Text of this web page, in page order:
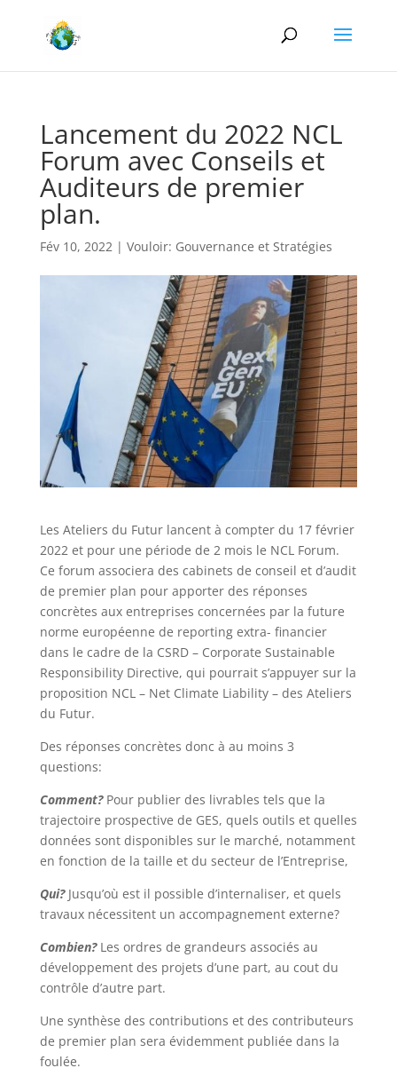
Lancement du 2022 NCL
Forum avec Conseils et
Auditeurs de premier
plan.
Fév 10, 2022| Vouloir: Gouvernance et Stratégies
Les Ateliers du Futur lancent à compter du 17 février
2022 et pour une période de 2 mois le NCL Forum.
Ce forum associera des cabinets de conseil et d’audit
de premier plan pour apporter des réponses
concrètes aux entreprises concernées par la future
norme européenne de reporting extra- financier
dans le cadre de la CSRD – Corporate Sustainable
Responsibility Directive, qui pourrait s’appuyer sur la
proposition NCL – Net Climate Liability – des Ateliers
du Futur.
Des réponses concrètes donc à au moins 3
questions:
Comment?Pour publier des livrables tels que la
trajectoire prospective de GES, quels outils et quelles
données sont disponibles sur le marché, notamment
en fonction de la taille et du secteur de l’Entreprise,
Qui?Jusqu’où est il possible d’internaliser, et quels
travaux nécessitent un accompagnement externe?
Combien?Les ordres de grandeurs associés au
développement des projets d’une part, au cout du
contrôle d’autre part.
Une synthèse des contributions et des contributeurs
de premier plan sera évidemment publiée dans la
foulée.